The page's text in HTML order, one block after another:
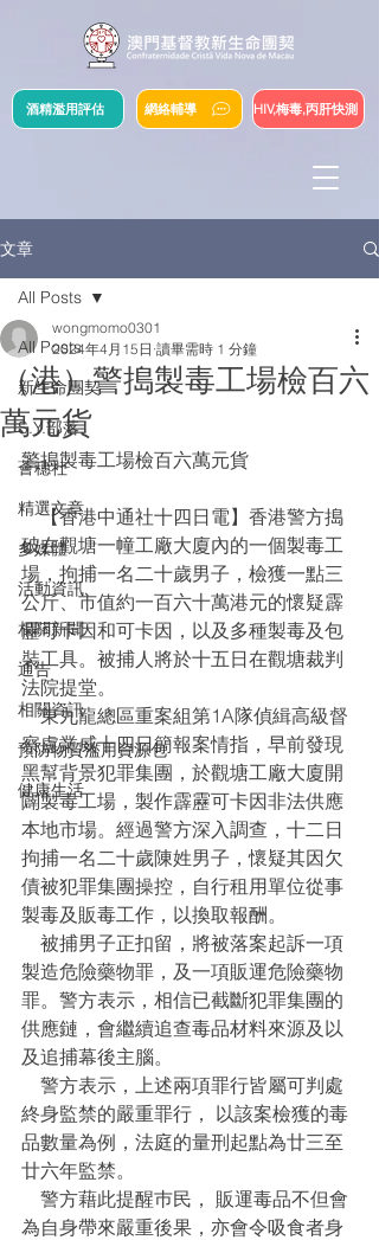
網絡輔導
酒精濫用評估 HIV,梅毒,丙肝快測
文章
All Posts
新生命團契
S.Y.部落
薈穗社
精選文章
多媒體
活動資訊
相關新聞
通告
相關資訊
預防物質濫用資源包
健康生活
All Posts
（港）警搗製毒工場檢百六
萬元貨
wongmomo0301
2024年4月15日 讀畢需時 1 分鐘
警搗製毒工場檢百六萬元貨
【香港中通社十四日電】香港警方搗
破在觀塘一幢工廠大廈內的一個製毒工
場，拘捕一名二十歲男子，檢獲一點三
公斤、市值約一百六十萬港元的懷疑霹
靂可卡因和可卡因，以及多種製毒及包
裝工具。被捕人將於十五日在觀塘裁判
法院提堂。
東九龍總區重案組第1A隊偵緝高級督
察盧業威十四日簡報案情指，早前發現
黑幫背景犯罪集團，於觀塘工廠大廈開
闢製毒工場，製作霹靂可卡因非法供應
本地市場。經過警方深入調查，十二日
拘捕一名二十歲陳姓男子，懷疑其因欠
債被犯罪集團操控，自行租用單位從事
製毒及販毒工作，以換取報酬。
被捕男子正扣留，將被落案起訴一項
製造危險藥物罪，及一項販運危險藥物
罪。警方表示，相信已截斷犯罪集團的
供應鏈，會繼續追查毒品材料來源及以
及追捕幕後主腦。
警方表示，上述兩項罪行皆屬可判處
終身監禁的嚴重罪行， 以該案檢獲的毒
品數量為例，法庭的量刑起點為廿三至
廿六年監禁。
警方藉此提醒巿民， 販運毒品不但會
為自身帶來嚴重後果，亦會令吸食者身